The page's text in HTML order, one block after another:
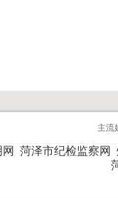
主流
网 菏泽市纪检监察网